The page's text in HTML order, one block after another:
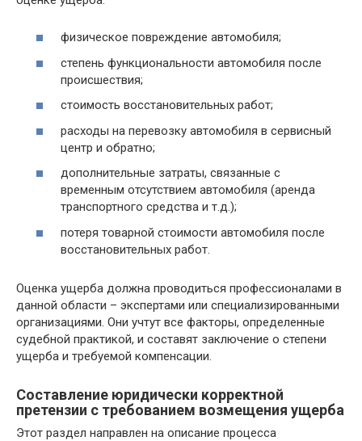
физическое повреждение автомобиля;
степень функциональности автомобиля после
происшествия;
стоимость восстановительных работ;
расходы на перевозку автомобиля в сервисный
центр и обратно;
дополнительные затраты, связанные с
временным отсутствием автомобиля (аренда
транспортного средства и т.д.);
потеря товарной стоимости автомобиля после
восстановительных работ.
Оценка ущерба должна проводиться профессионалами в
данной области – экспертами или специализированными
организациями. Они учтут все факторы, определенные
судебной практикой, и составят заключение о степени
ущерба и требуемой компенсации.
Составление юридически корректной
претензии с требованием возмещения ущерба
Этот раздел направлен на описание процесса